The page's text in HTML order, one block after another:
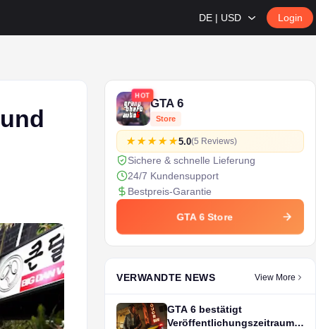
DE | USD Login
HOT
GTA 6
Store
5.0(5 Reviews)
Sichere & schnelle Lieferung
24/7 Kundensupport
Bestpreis-Garantie
GTA 6 Store
VERWANDTE NEWS View More
GTA 6 bestätigt
Veröffentlichungszeitraum